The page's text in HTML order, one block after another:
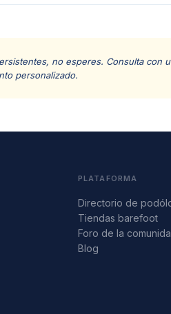
no esperes. Consulta con
personalizado.
PLATAFORMA
Directorio de
Tiendas barefoot
Foro de la
Blog